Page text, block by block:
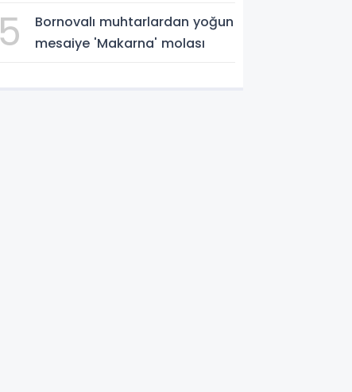
5
Bornovalı muhtarlardan yoğun
mesaiye 'Makarna' molası